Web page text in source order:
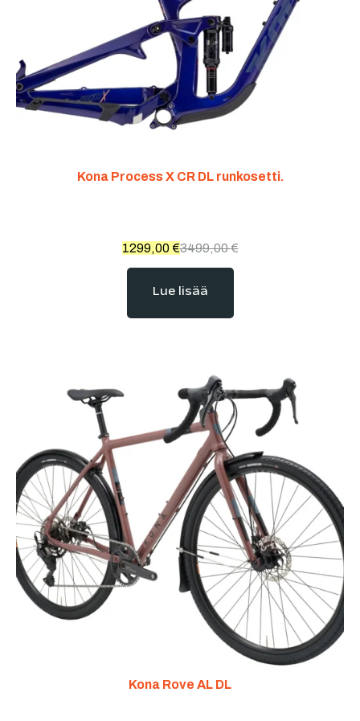
Kona Process X CR DL runkosetti.
1299,00 €3499,00€
Lue lisää
Kona Rove AL DL